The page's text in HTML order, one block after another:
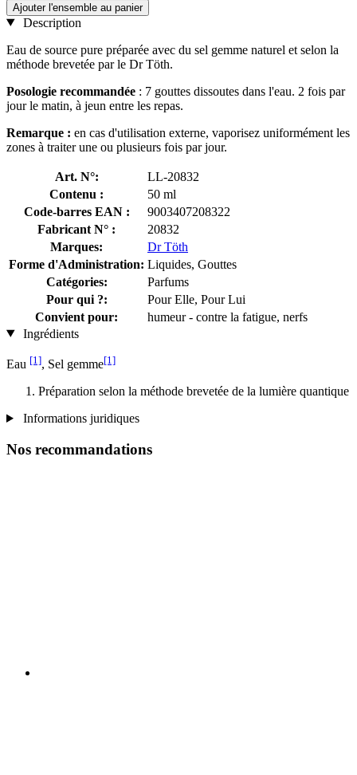
Ajouter l'ensemble au panier
Description
Eau de source pure préparée avec du sel gemme naturel et selon la
méthode brevetée par le Dr Töth.
Posologie recommandée : 7 gouttes dissoutes dans l'eau. 2 fois par
jour le matin, à jeun entre les repas.
Remarque : en cas d'utilisation externe, vaporisez uniformément les
zones à traiter une ou plusieurs fois par jour.
Art. N°:
LL-20832
Contenu :
50 ml
Code-barres EAN :
9003407208322
Fabricant N° :
20832
Marques:
Dr Töth
Forme d'Administration: Liquides, Gouttes
Catégories:
Parfums
Pour qui ?:
Pour Elle, Pour Lui
Convient pour:
humeur - contre la fatigue, nerfs
Ingrédients
Eau [1], Sel gemme[1]
Préparation selon la méthode brevetée de la lumière quantique
Informations juridiques
Nos recommandations